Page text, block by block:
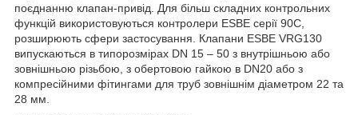
поєднанню клапан-привід. Для більш складних контрольних
функцій використовуються контролери ESBE серії 90C,
розширюють сфери застосування. Клапани ESBE VRG130
випускаються в типорозмірах DN 15 – 50 з внутрішньою або
зовнішньою різьбою, з обертовою гайкою в DN20 або з
компресійними фітингами для труб зовнішнім діаметром 22 та
28 мм.